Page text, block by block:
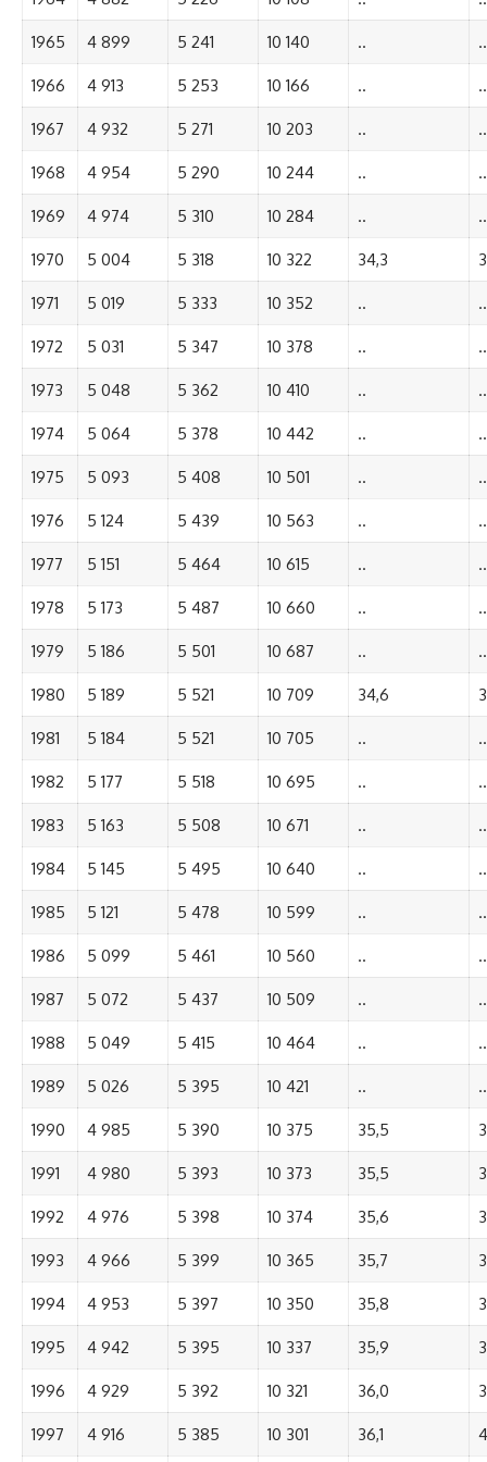
1965 4 899 5 241 10 140 .. ..
1966 4 913 5 253 10 166 .. ..
1967 4 932 5 271 10 203 .. ..
1968 4 954 5 290 10 244 .. ..
1969 4 974 5 310 10 284 .. ..
1970 5 004 5 318 10 322 34,3
1971 5 019 5 333 10 352 .. ..
1972 5 031 5 347 10 378 .. ..
1973 5 048 5 362 10 410 .. ..
1974 5 064 5 378 10 442 .. ..
1975 5 093 5 408 10 501 .. ..
1976 5 124 5 439 10 563 .. ..
1977 5 151 5 464 10 615 .. ..
1978 5 173 5 487 10 660 .. ..
1979 5 186 5 501 10 687 .. ..
1980 5 189 5 521 10 709 34,6
1981 5 184 5 521 10 705 .. ..
1982 5 177 5 518 10 695 .. ..
1983 5 163 5 508 10 671 .. ..
1984 5 145 5 495 10 640 .. ..
1985 5 121 5 478 10 599 .. ..
1986 5 099 5 461 10 560 .. ..
1987 5 072 5 437 10 509 .. ..
1988 5 049 5 415 10 464 .. ..
1989 5 026 5 395 10 421 .. ..
1990 4 985 5 390 10 375 35,5
1991 4 980 5 393 10 373 35,5
1992 4 976 5 398 10 374 35,6
1993 4 966 5 399 10 365 35,7
1994 4 953 5 397 10 350 35,8
1995 4 942 5 395 10 337 35,9
1996 4 929 5 392 10 321 36,0
1997 4 916 5 385 10 301 36,1